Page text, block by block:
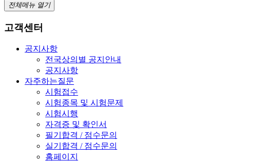
전체메뉴 열기
고객센터
공지사항
전국상의별 공지안내
공지사항
자주하는질문
시험접수
시험종목 및 시험문제
시험시행
자격증 및 확인서
필기합격 / 점수문의
실기합격 / 점수문의
홈페이지